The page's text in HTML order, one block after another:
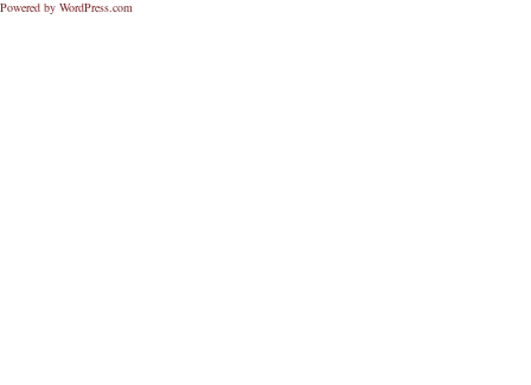
Powered by WordPress.com